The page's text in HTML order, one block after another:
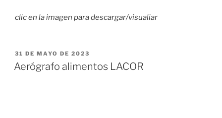
clic en la imagen para descargar/visualiar
PUBLICADO
EL
31 DE MAYO DE 2023
Aerógrafo alimentos LACOR